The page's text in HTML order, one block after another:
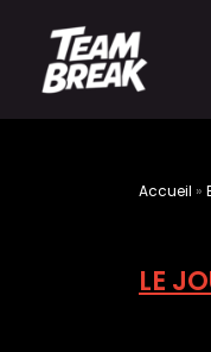
Accueil »
LE